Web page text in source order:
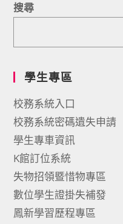
搜尋
學生專區
校務系統入口
校務系統密碼遺失申請
學生專車資訊
K館訂位系統
失物招領暨惜物專區
數位學生證掛失補發
鳳新學習歷程專區